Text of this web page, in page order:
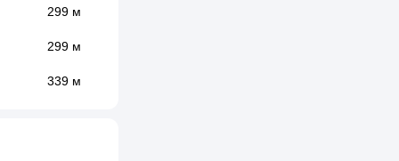
299 м
299 м
339 м